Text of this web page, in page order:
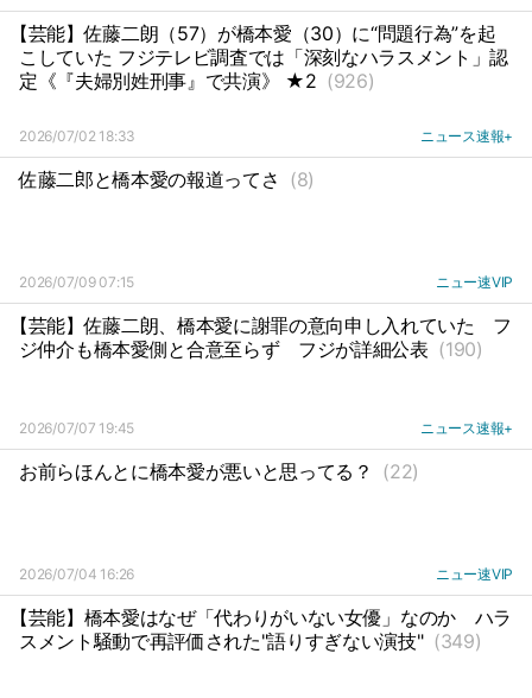
【芸能】佐藤二朗（57）が橋本愛（30）に“問題行為”を起
こしていた フジテレビ調査では「深刻なハラスメント」認
定《『夫婦別姓刑事』で共演》 ★2 (926)
2026/07/02 18:33 ニュース速報+
佐藤二郎と橋本愛の報道ってさ (8)
2026/07/09 07:15 ニュー速VIP
【芸能】佐藤二朗、橋本愛に謝罪の意向申し入れていた
フ
ジ仲介も橋本愛側と合意至らず
フジが詳細公表 (190)
2026/07/07 19:45 ニュース速報+
お前らほんとに橋本愛が悪いと思ってる？ (22)
2026/07/04 16:26 ニュー速VIP
【芸能】橋本愛はなぜ「代わりがいない女優」なのか
ハラ
スメント騒動で再評価された"語りすぎない演技" (349)